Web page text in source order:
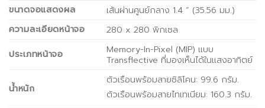
ขนาดจอแสดงผล
เส้นผ่านศูนย์กลาง 1.4 ” (35.56 มม.)
ความละเอียดหน้าจอ
280 x 280 พิกเซล
ประเภทหน้าจอ
Memory-In-Pixel (MIP) แบบ
Transflective ที่มองเห็นได้ในแสงอาทิตย์
น้ำหนัก
ตัวเรือนพร้อมสายซิลิโคน: 99.6 กรัม.
ตัวเรือนพร้อมสายไทเทเนียม: 160.3 กรัม.